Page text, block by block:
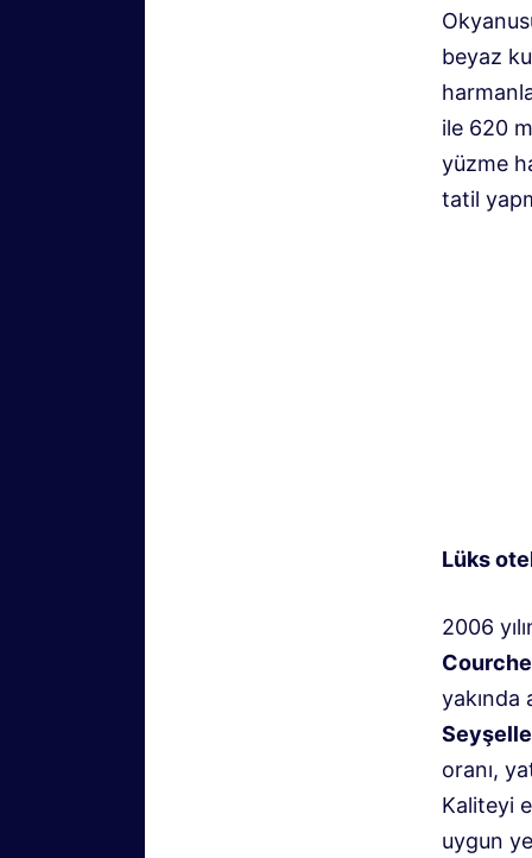
beyaz
ile 620
yüzme
tatil
Lüks
2006
yakında
oranı,
Kaliteyi
uygun